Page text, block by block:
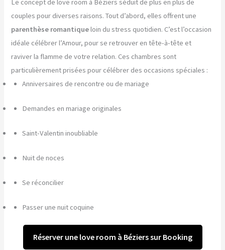
Le concept de love room à Béziers séduit de plus en plus de
couples pour diverses raisons. Tout d’abord, elles offrent une
parenthèse romantiqueloin du stress quotidien. C’est l’occasion
idéale célébrer l’Amour, pour se retrouver en tête-à-tête et
raviver la flamme de votre relation. Ces chambres sont
particulièrement prisées pour célébrer des occasions spéciales :
Anniversaires de rencontre ou de mariage
Demandes en mariage originales
Saint-Valentin inoubliable
Nuit de noces
Se réconcilier
Passer une nuit coquine
Réserver une love room à Béziers sur Booking